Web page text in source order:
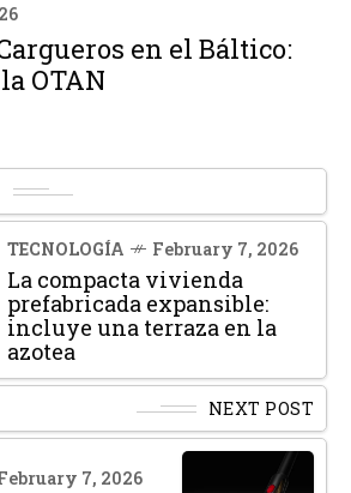
en el Báltico:
OTAN
TECNOLOGÍA February 7, 2026
La compacta vivienda
prefabricada expansible:
incluye una terraza en la
azotea
NEXT POST
7, 2026